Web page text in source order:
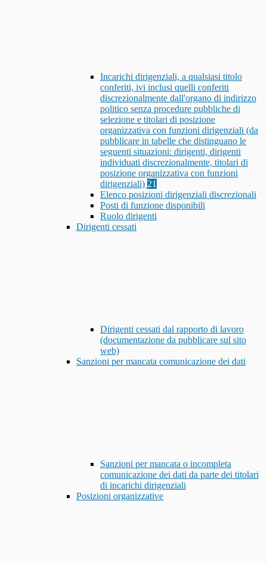
Incarichi dirigenziali, a qualsiasi titolo
conferiti, ivi inclusi quelli conferiti
discrezionalmente dall'organo di indirizzo
politico senza procedure pubbliche di
selezione e titolari di posizione
organizzativa con funzioni dirigenziali (da
pubblicare in tabelle che distinguano le
seguenti situazioni: dirigenti, dirigenti
individuati discrezionalmente, titolari di
posizione organizzativa con funzioni
dirigenziali) 21
Elenco posizioni dirigenziali discrezionali
Posti di funzione disponibili
Ruolo dirigenti
Dirigenti cessati
Dirigenti cessati dal rapporto di lavoro
(documentazione da pubblicare sul sito
web)
Sanzioni per mancata comunicazione dei dati
Sanzioni per mancata o incompleta
comunicazione dei dati da parte dei titolari
di incarichi dirigenziali
Posizioni organizzative